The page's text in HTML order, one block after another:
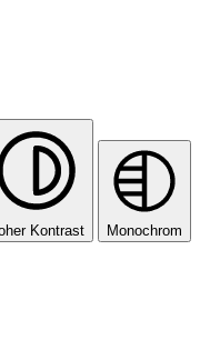
Kontrast Monochrom